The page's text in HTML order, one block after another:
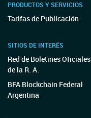
PRODUCTOS Y SERVICIOS
Tarifas de Publicación
SITIOS DE INTERÉS
Red de Boletines Oficiales
de la R. A.
BFA Blockchain Federal
Argentina